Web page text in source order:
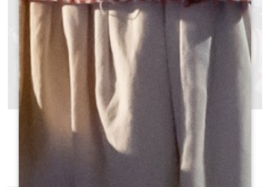
ENQUÊTE DANS LES SOUTERRAINS
Visitas